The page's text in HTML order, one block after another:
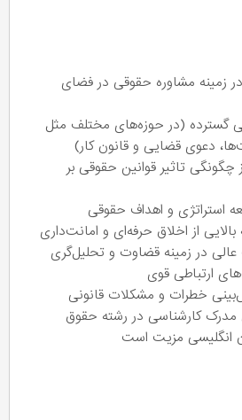
زمینه مشاوره حقوقی در فضای
گسترده (در حوزه‌های مختلف مثل
دعوی قضایی و قانون کار)
تاثیر قوانین حقوقی بر
استراتژی و اهداف حقوقی
از اخلاق حرفه‌ای و امانت‌داری
عالی در زمینه قضاوت و تحلیل‌گری
ارتباطی قوی
خطرات و مشکلات قانونی
مدرک کارشناسی در رشته حقوق
انگلیسی مزیت است